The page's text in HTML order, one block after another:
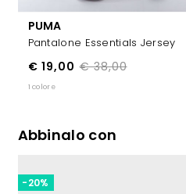
PUMA
Pantalone Essentials Jersey
€ 38,00
€ 19,00
1 colore
Abbinalo con
-20%